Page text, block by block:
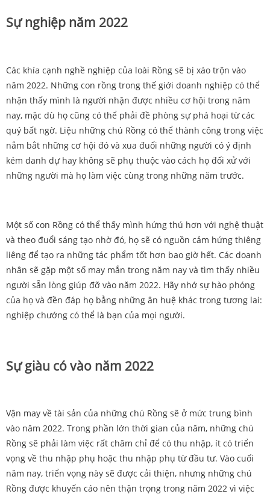
Sự nghiệp năm 2022
Các khía cạnh nghề nghiệp của loài Rồng sẽ bị xáo trộn vào
năm 2022. Những con rồng trong thế giới doanh nghiệp có thể
nhận thấy mình là người nhận được nhiều cơ hội trong năm
nay, mặc dù họ cũng có thể phải đề phòng sự phá hoại từ các
quý bất ngờ. Liệu những chú Rồng có thể thành công trong việc
nắm bắt những cơ hội đó và xua đuổi những người có ý định
kém danh dự hay không sẽ phụ thuộc vào cách họ đối xử với
những người mà họ làm việc cùng trong những năm trước.
Một số con Rồng có thể thấy mình hứng thú hơn với nghệ thuật
và theo đuổi sáng tạo nhờ đó, họ sẽ có nguồn cảm hứng thiêng
liêng để tạo ra những tác phẩm tốt hơn bao giờ hết. Các doanh
nhân sẽ gặp một số may mắn trong năm nay và tìm thấy nhiều
người sẵn lòng giúp đỡ vào năm 2022. Hãy nhớ sự hào phóng
của họ và đền đáp họ bằng những ân huệ khác trong tương lai:
nghiệp chướng có thể là bạn của mọi người.
Sự giàu có vào năm 2022
Vận may về tài sản của những chú Rồng sẽ ở mức trung bình
vào năm 2022. Trong phần lớn thời gian của năm, những chú
Rồng sẽ phải làm việc rất chăm chỉ để có thu nhập, ít có triển
vọng về thu nhập phụ hoặc thu nhập phụ từ đầu tư. Vào cuối
năm nay, triển vọng này sẽ được cải thiện, nhưng những chú
Rồng được khuyến cáo nên thận trọng trong năm 2022 vì việc